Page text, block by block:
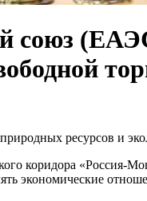
союз
ресурсов и
коридора «Россия-
экономические